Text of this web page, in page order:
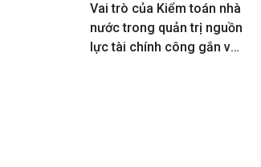
Vai trò của Kiểm toán nhà
nước trong quản trị nguồn
lực tài chính công gắn với